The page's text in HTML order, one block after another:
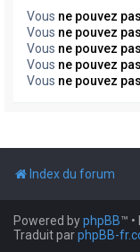
Vous ne pouvez pas
Vous ne pouvez pas
Vous ne pouvez pas
Vous ne pouvez pas
Vous ne pouvez pas
Index du forum
Powered byphpBB™
Traduit parphpBB-